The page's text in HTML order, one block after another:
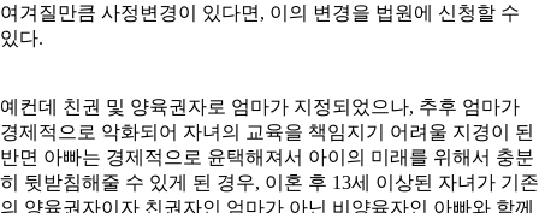
여겨질만큼 사정변경이 있다면, 이의 변경을 법원에 신청할 수
있다.
예컨데 친권 및 양육권자로 엄마가 지정되었으나, 추후 엄마가
경제적으로 악화되어 자녀의 교육을 책임지기 어려울 지경이 된
반면 아빠는 경제적으로 윤택해져서 아이의 미래를 위해서 충분
히 뒷받침해줄 수 있게 된 경우, 이혼 후 13세 이상된 자녀가 기존
의 양육권자이자 친권자인 엄마가 아닌 비양육자인 아빠와 함께